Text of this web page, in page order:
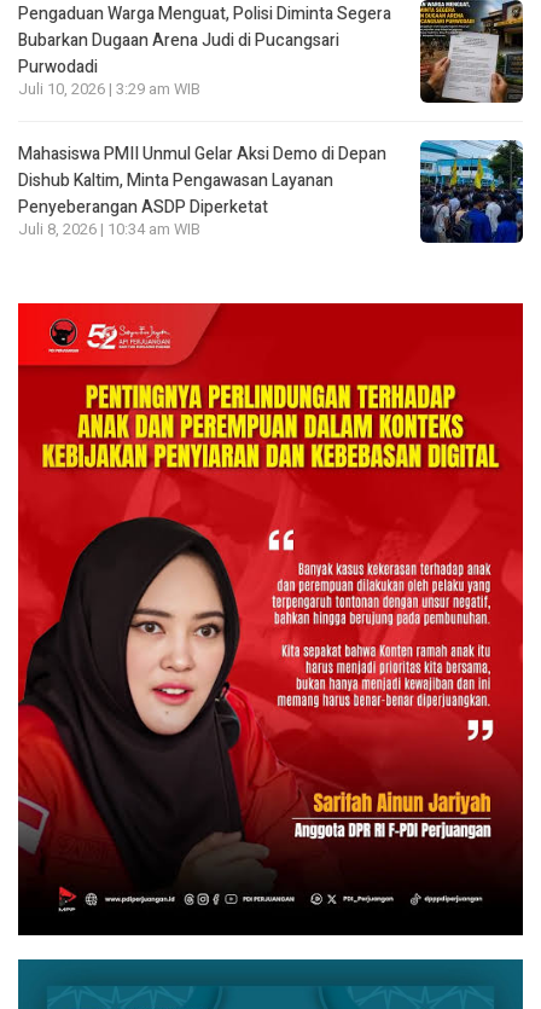
Pengaduan Warga Menguat, Polisi Diminta Segera
Bubarkan Dugaan Arena Judi di Pucangsari
Purwodadi
Juli 10, 2026 | 3:29 am WIB
Mahasiswa PMII Unmul Gelar Aksi Demo di Depan
Dishub Kaltim, Minta Pengawasan Layanan
Penyeberangan ASDP Diperketat
Juli 8, 2026 | 10:34 am WIB